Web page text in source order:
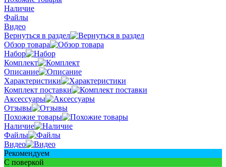
Наличие
Файлы
Видео
Вернуться в раздел
Обзор товара
Набор
Комплект
Описание
Характеристики
Комплект поставки
Аксессуары
Отзывы
Похожие товары
Наличие
Файлы
Видео
Рекомендуем
С поверкой